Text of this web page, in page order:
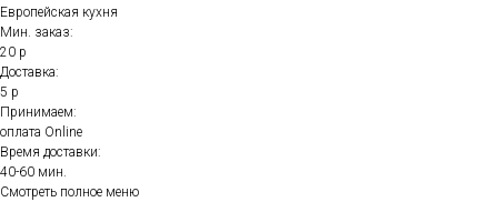
Европейская кухня
Мин. заказ:
20 р
Доставка:
5 р
Принимаем:
оплата Online
Время доставки:
40-60 мин.
Смотреть полное меню